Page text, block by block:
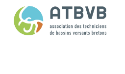
Panneau de gestion des cookies